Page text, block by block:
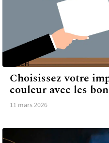
TECH
Choisissez votre
couleur avec les
11 mars 2026